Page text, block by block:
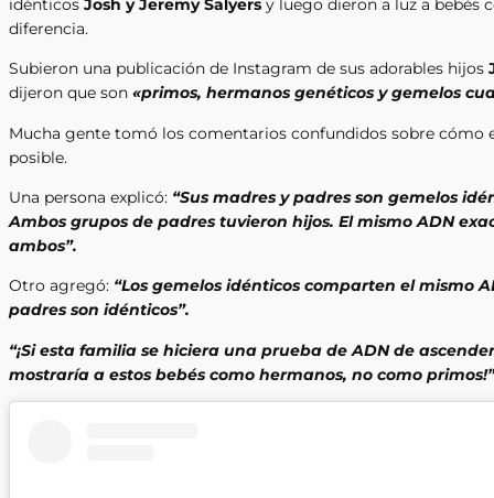
idénticos Josh y Jeremy Salyers y luego dieron a luz a bebés
diferencia.
Subieron una publicación de Instagram de sus adorables hijos
dijeron que son «primos, hermanos genéticos y gemelos
Mucha gente tomó los comentarios confundidos sobre cómo
posible.
Una persona explicó: “Sus madres y padres son gemelos
Ambos grupos de padres tuvieron hijos. El mismo ADN
ambos”.
Otro agregó: “Los gemelos idénticos comparten el mismo
padres son idénticos”.
“¡Si esta familia se hiciera una prueba de ADN de
mostraría a estos bebés como hermanos, no como primos!”